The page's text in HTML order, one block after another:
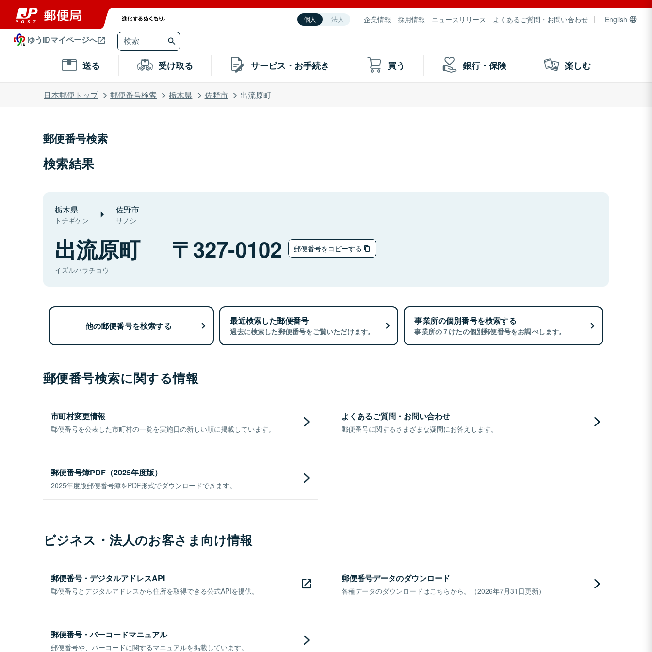
個人 法人 企業情報 採用情報 ニュースリリース よくあるご質問・お問い合わせ English
ゆうIDマイページへ
送る 受け取る サービス・お手続き 買う 銀行・保険 楽しむ
日本郵便トップ 郵便番号検索 栃木県 佐野市 出流原町
郵便番号検索
検索結果
栃木県
トチギケン
佐野市
サノシ
出流原町
イズルハラチョウ
327-0102 郵便番号をコピーする
他の郵便番号を検索する 最近検索した郵便番号
過去に検索した郵便番号をご覧いただけます。
事業所の個別番号を検索する
事業所の７けたの個別郵便番号をお調べします。
郵便番号検索に関する情報
市町村変更情報
郵便番号を公表した市町村の一覧を実施日の新しい順に掲載しています。
よくあるご質問・お問い合わせ
郵便番号に関するさまざまな疑問にお答えします。
郵便番号簿PDF（2025年度版）
2025年度版郵便番号簿をPDF形式でダウンロードできます。
ビジネス・法人のお客さま向け情報
郵便番号・デジタルアドレスAPI
郵便番号とデジタルアドレスから住所を取得できる公式APIを提供。
郵便番号データのダウンロード
各種データのダウンロードはこちらから。（2026年7月31日更新）
郵便番号・バーコードマニュアル
郵便番号や、バーコードに関するマニュアルを掲載しています。